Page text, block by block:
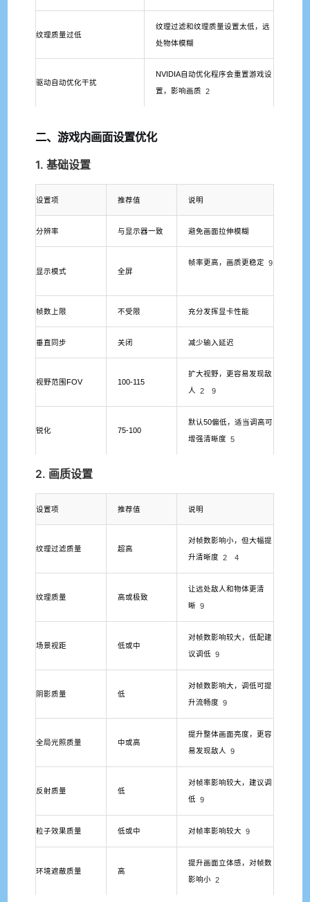
纹理质量过低
纹理过滤和纹理质量设置太低，远
处物体模糊
驱动自动优化干扰
NVIDIA自动优化程序会重置游戏设
置，影响画质
2
二、游戏内画面设置优化
1. 基础设置
设置项 推荐值 说明
分辨率 与显示器一致 避免画面拉伸模糊
显示模式 全屏
帧率更高，画质更稳定 9
帧数上限 不受限 充分发挥显卡性能
垂直同步 关闭 减少输入延迟
视野范围FOV 100-115
扩大视野，更容易发现敌
人
2 9
锐化 75-100
默认50偏低，适当调高可
增强清晰度
5
2. 画质设置
设置项 推荐值 说明
纹理过滤质量 超高
对帧数影响小，但大幅提
升清晰度
2 4
纹理质量 高或极致
让远处敌人和物体更清
晰
9
场景视距 低或中
对帧数影响较大，低配建
议调低
9
阴影质量 低
对帧数影响大，调低可提
升流畅度
9
全局光照质量 中或高
提升整体画面亮度，更容
易发现敌人
9
反射质量 低
对帧率影响较大，建议调
低
9
粒子效果质量 低或中 对帧率影响较大 9
环境遮蔽质量 高
提升画面立体感，对帧数
影响小
2